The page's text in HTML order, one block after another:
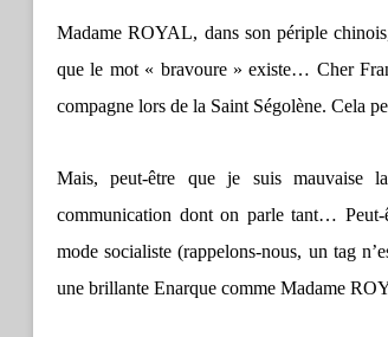
Madame ROYAL, dans son périple
que le mot « bravoure » existe… Cher
compagne lors de la Saint Ségolène. Cela
Mais, peut-être que je suis mauvaise
communication dont on parle tant… Peut-
mode socialiste (rappelons-nous, un tag
une brillante Enarque comme Madame